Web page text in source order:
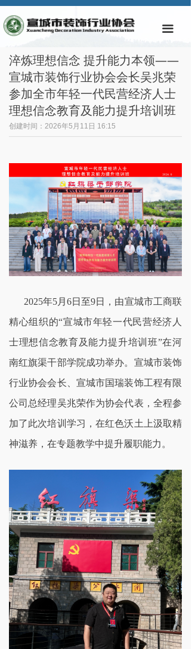
끀
首页
协会简介
协会动态
通知公告
规章制度
会员单位
样板企业与工程
业主投诉通报
视频专区
党建工作
联系我们
淬炼理想信念 提升能力本领——
宣城市装饰行业协会会长吴兆荣
参加全市年轻一代民营经济人士
理想信念教育及能力提升培训班
创建时间： 2026年5月11日 16:15
2025年5月6日至9日，由宣城市工商联
精心组织的“宣城市年轻一代民营经济人
士理想信念教育及能力提升培训班”在河
南红旗渠干部学院成功举办。宣城市装饰
行业协会会长、宣城市国瑞装饰工程有限
公司总经理吴兆荣作为协会代表，全程参
加了此次培训学习，在红色沃土上汲取精
神滋养，在专题教学中提升履职能力。